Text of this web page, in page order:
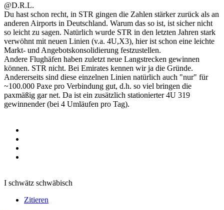
@D.R.L.
Du hast schon recht, in STR gingen die Zahlen stärker zurück als an
anderen Airports in Deutschland. Warum das so ist, ist sicher nicht
so leicht zu sagen. Natürlich wurde STR in den letzten Jahren stark
verwöhnt mit neuen Linien (v.a. 4U,X3), hier ist schon eine leichte
Markt- und Angebotskonsolidierung festzustellen.
Andere Flughäfen haben zuletzt neue Langstrecken gewinnen
können. STR nicht. Bei Emirates kennen wir ja die Gründe.
Andererseits sind diese einzelnen Linien natürlich auch "nur" für
~100.000 Paxe pro Verbindung gut, d.h. so viel bringen die
paxmäßig gar net. Da ist ein zusätzlich stationierter 4U 319
gewinnender (bei 4 Umläufen pro Tag).
I schwätz schwäbisch
Zitieren